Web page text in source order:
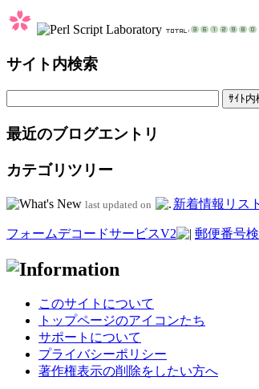
サイト内検索
最近のブログエントリ
カテゴリツリー
last updated on 新着情報リスト
フォームデコードサービスV2 郵便番号
このサイトについて
トップページのアイコンたち
サポートについて
プライバシーポリシー
著作権表示の削除をしたい方へ